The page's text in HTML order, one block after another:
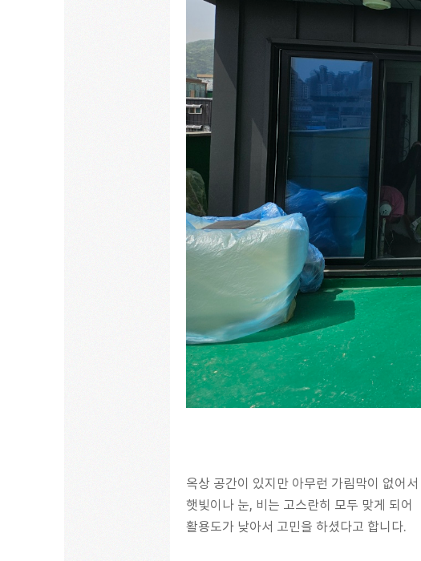
옥상 공간이 있지만 아무런 가림막이 없어서
햇빛이나 눈, 비는 고스란히 모두 맞게 되어
활용도가 낮아서 고민을 하셨다고 합니다.